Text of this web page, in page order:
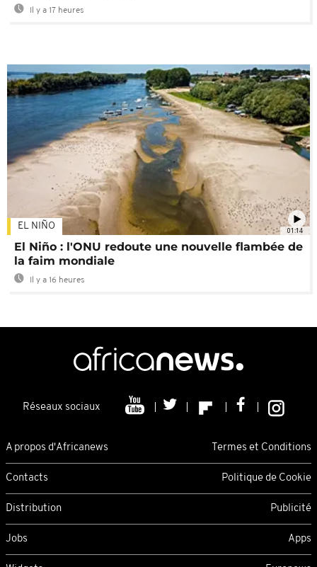
Il y a 17 heures
01:14
EL NIÑO
El Niño : l'ONU redoute une nouvelle flambée de
la faim mondiale
Il y a 16 heures
Réseaux sociaux
A propos d'Africanews Termes et Conditions
Contacts Politique de Cookie
Distribution Publicité
Jobs Apps